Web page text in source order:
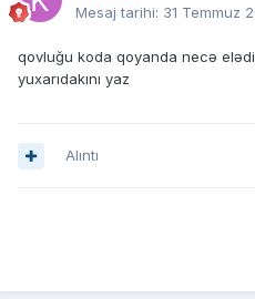
Mesaj tarihi: 31 Temmuz
qovluğu koda qoyanda necə
yuxarıdakını yaz
Alıntı